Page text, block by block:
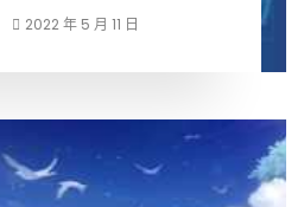
2022 年 5 月 11 日